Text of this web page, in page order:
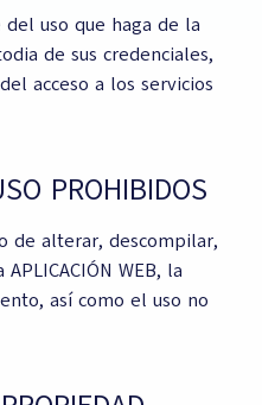
del uso que haga de la
de sus credenciales,
acceso a los servicios
PROHIBIDOS
de alterar, descompilar,
WEB, la
así como el uso no